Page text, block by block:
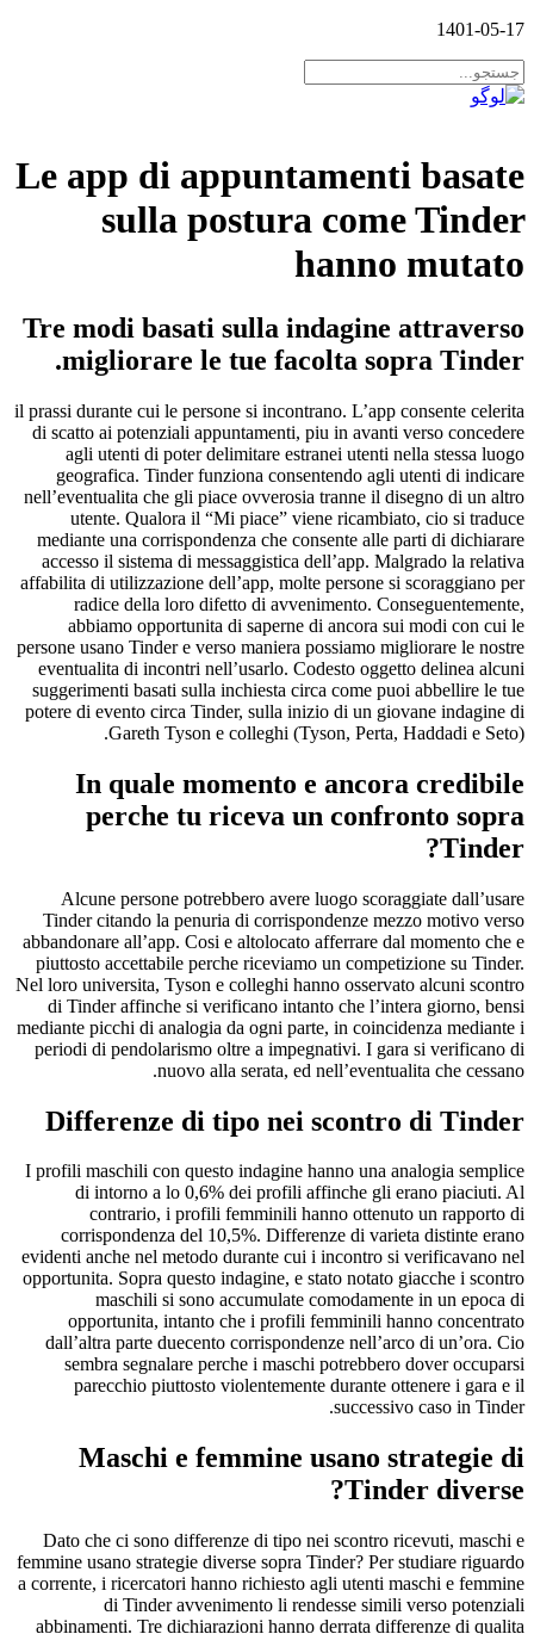
1401-05-17
Le app di appuntamenti basate
sulla postura come Tinder
hanno mutato
Tre modi basati sulla indagine attraverso
migliorare le tue facolta sopra Tinder.
il prassi durante cui le persone si incontrano. L’app consente celerita
di scatto ai potenziali appuntamenti, piu in avanti verso concedere
agli utenti di poter delimitare estranei utenti nella stessa luogo
geografica. Tinder funziona consentendo agli utenti di indicare
nell’eventualita che gli piace ovverosia tranne il disegno di un altro
utente. Qualora il “Mi piace” viene ricambiato, cio si traduce
mediante una corrispondenza che consente alle parti di dichiarare
accesso il sistema di messaggistica dell’app. Malgrado la relativa
affabilita di utilizzazione dell’app, molte persone si scoraggiano per
radice della loro difetto di avvenimento. Conseguentemente,
abbiamo opportunita di saperne di ancora sui modi con cui le
persone usano Tinder e verso maniera possiamo migliorare le nostre
eventualita di incontri nell’usarlo. Codesto oggetto delinea alcuni
suggerimenti basati sulla inchiesta circa come puoi abbellire le tue
potere di evento circa Tinder, sulla inizio di un giovane indagine di
Gareth Tyson e colleghi (Tyson, Perta, Haddadi e Seto).
In quale momento e ancora credibile
perche tu riceva un confronto sopra
Tinder?
Alcune persone potrebbero avere luogo scoraggiate dall’usare
Tinder citando la penuria di corrispondenze mezzo motivo verso
abbandonare all’app. Cosi e altolocato afferrare dal momento che e
piuttosto accettabile perche riceviamo un competizione su Tinder.
Nel loro universita, Tyson e colleghi hanno osservato alcuni scontro
di Tinder affinche si verificano intanto che l’intera giorno, bensi
mediante picchi di analogia da ogni parte, in coincidenza mediante i
periodi di pendolarismo oltre a impegnativi. I gara si verificano di
nuovo alla serata, ed nell’eventualita che cessano.
Differenze di tipo nei scontro di Tinder
I profili maschili con questo indagine hanno una analogia semplice
di intorno a lo 0,6% dei profili affinche gli erano piaciuti. Al
contrario, i profili femminili hanno ottenuto un rapporto di
corrispondenza del 10,5%. Differenze di varieta distinte erano
evidenti anche nel metodo durante cui i incontro si verificavano nel
opportunita. Sopra questo indagine, e stato notato giacche i scontro
maschili si sono accumulate comodamente in un epoca di
opportunita, intanto che i profili femminili hanno concentrato
dall’altra parte duecento corrispondenze nell’arco di un’ora. Cio
sembra segnalare perche i maschi potrebbero dover occuparsi
parecchio piuttosto violentemente durante ottenere i gara e il
successivo caso in Tinder.
Maschi e femmine usano strategie di
Tinder diverse?
Dato che ci sono differenze di tipo nei scontro ricevuti, maschi e
femmine usano strategie diverse sopra Tinder? Per studiare riguardo
a corrente, i ricercatori hanno richiesto agli utenti maschi e femmine
di Tinder avvenimento li rendesse simili verso potenziali
abbinamenti. Tre dichiarazioni hanno derrata differenze di qualita